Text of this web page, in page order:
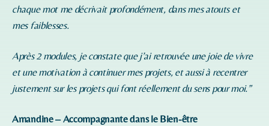
chaque mot me décrivait profondément, dans mes atouts et
mes faiblesses.
Après 2 modules, je constate que j’ai retrouvée une joie de vivre
et une motivation à continuer mes projets, et aussi à recentrer
justement sur les projets qui font réellement du sens pour moi.”
Amandine – Accompagnante dans le Bien-être